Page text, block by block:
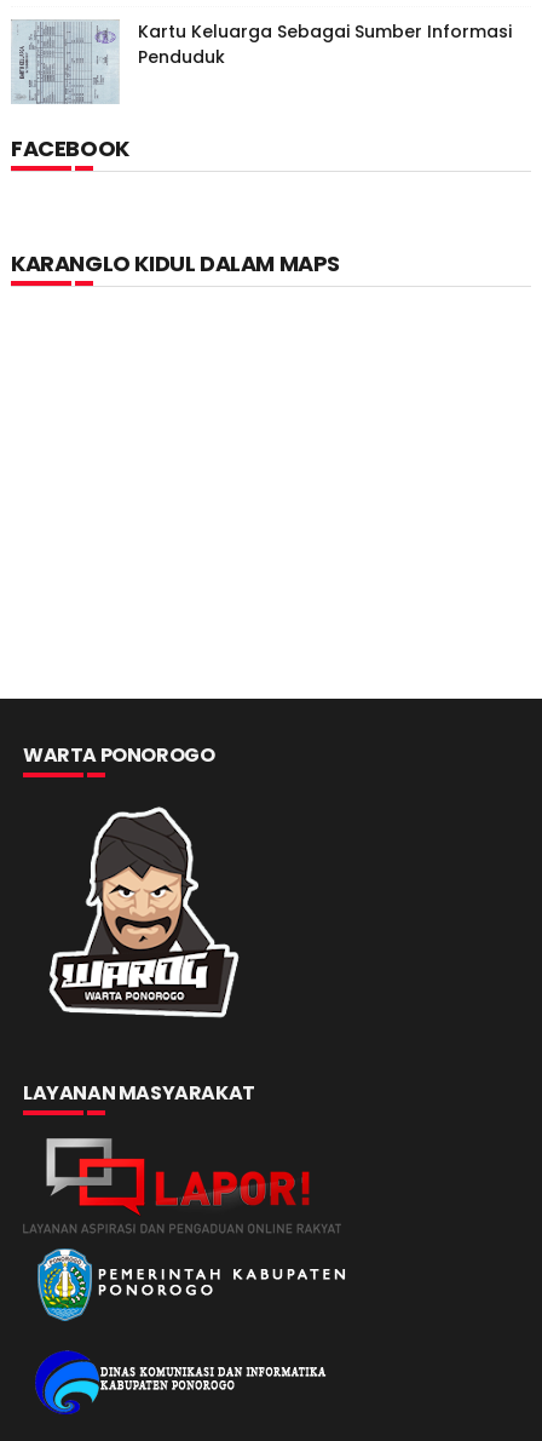
Kartu Keluarga Sebagai Sumber Informasi
Penduduk
FACEBOOK
KARANGLO KIDUL DALAM MAPS
WARTA PONOROGO
LAYANAN MASYARAKAT